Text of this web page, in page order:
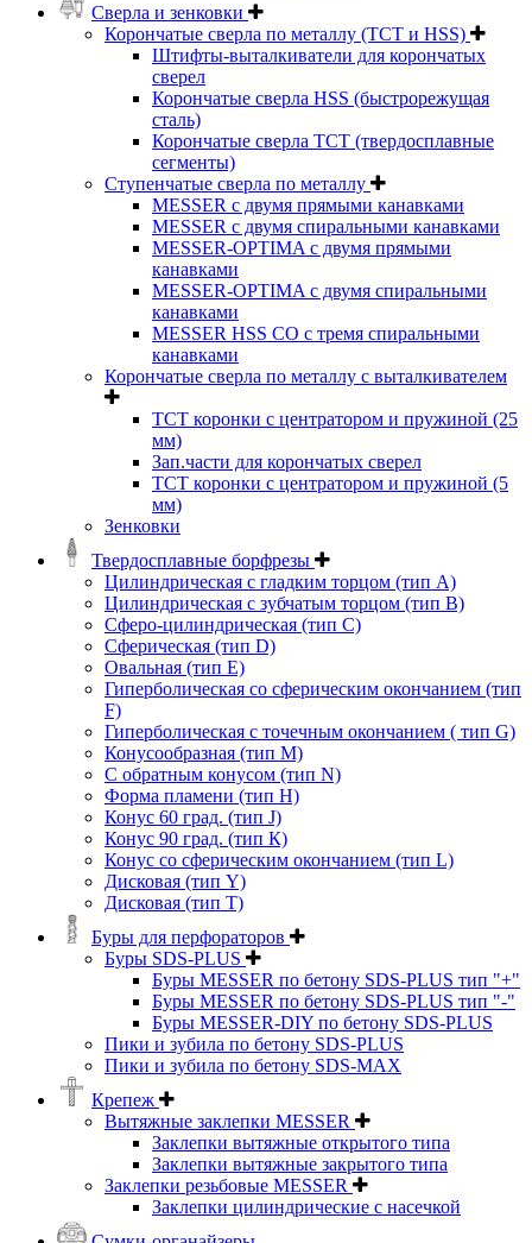
Сверла и зенковки
Корончатые сверла по металлу (TCT и HSS)
Штифты-выталкиватели для корончатых
сверел
Корончатые сверла HSS (быстрорежущая
сталь)
Корончатые сверла TCT (твердосплавные
сегменты)
Ступенчатые сверла по металлу
MESSER с двумя прямыми канавками
MESSER с двумя спиральными канавками
MESSER-OPTIMA с двумя прямыми
канавками
MESSER-OPTIMA с двумя спиральными
канавками
MESSER HSS CО с тремя спиральными
канавками
Корончатые сверла по металлу c выталкивателем
ТСТ коронки с центратором и пружиной (25
мм)
Зап.части для корончатых сверел
ТСТ коронки с центратором и пружиной (5
мм)
Зенковки
Твердосплавные борфрезы
Цилиндрическая с гладким торцом (тип А)
Цилиндрическая с зубчатым торцом (тип В)
Сферо-цилиндрическая (тип С)
Сферическая (тип D)
Овальная (тип Е)
Гиперболическая со сферическим окончанием (тип
F)
Гиперболическая с точечным окончанием ( тип G)
Конусообразная (тип М)
C обратным конусом (тип N)
Форма пламени (тип H)
Конус 60 град. (тип J)
Конус 90 град. (тип К)
Конус со сферическим окончанием (тип L)
Дисковая (тип Y)
Дисковая (тип Т)
Буры для перфораторов
Буры SDS-PLUS
Буры MESSER по бетону SDS-PLUS тип "+"
Буры MESSER по бетону SDS-PLUS тип "-"
Буры MESSER-DIY по бетону SDS-PLUS
Пики и зубила по бетону SDS-PLUS
Пики и зубила по бетону SDS-MAX
Крепеж
Вытяжные заклепки MESSER
Заклепки вытяжные открытого типа
Заклепки вытяжные закрытого типа
Заклепки резьбовые MESSER
Заклепки цилиндрические с насечкой